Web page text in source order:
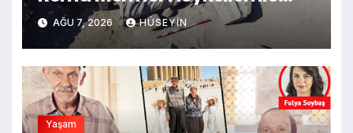
Şifalı Su Kaynağı Tespit Edildi
AĞU 7, 2026 HÜSEYIN
Yaşam